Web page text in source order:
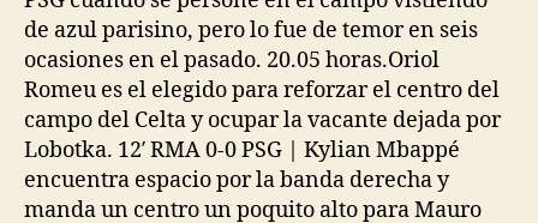
de azul parisino, pero lo fue de temor en seis
ocasiones en el pasado. 20.05 horas.Oriol
Romeu es el elegido para reforzar el centro del
campo del Celta y ocupar la vacante dejada por
Lobotka. 12′ RMA 0-0 PSG | Kylian Mbappé
encuentra espacio por la banda derecha y
manda un centro un poquito alto para Mauro